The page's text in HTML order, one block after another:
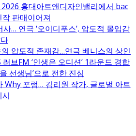
2026 홍대아트앤디자인밸리에서 bac
판매이어져
사… 연극 ‘오이디푸스’, 압도적 몰입감
압도적 존재감…연극 베니스의 상인
브FM ‘인생은 오디션’ 1라운드 경합
선생님’으로 전한 진심
Why 포럼… 김리원 작가, 글로벌 아트